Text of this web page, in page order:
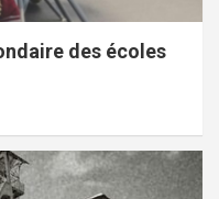
des écoles